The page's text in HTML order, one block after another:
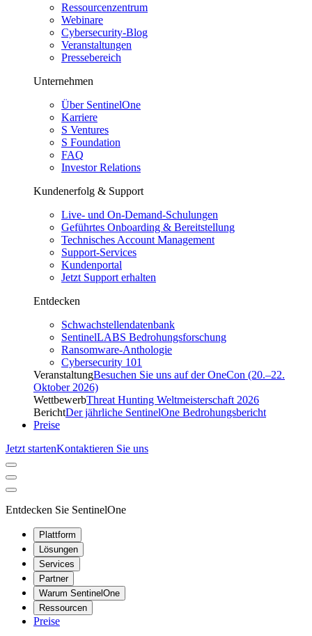
Ressourcenzentrum
Webinare
Cybersecurity-Blog
Veranstaltungen
Pressebereich
Unternehmen
Über SentinelOne
Karriere
S Ventures
S Foundation
FAQ
Investor Relations
Kundenerfolg & Support
Live- und On-Demand-Schulungen
Geführtes Onboarding & Bereitstellung
Technisches Account Management
Support-Services
Kundenportal
Jetzt Support erhalten
Entdecken
Schwachstellendatenbank
SentinelLABS Bedrohungsforschung
Ransomware-Anthologie
Cybersecurity 101
VeranstaltungBesuchen Sie uns auf der OneCon (20.–22.
Oktober 2026)
WettbewerbThreat Hunting Weltmeisterschaft 2026
BerichtDer jährliche SentinelOne Bedrohungsbericht
Preise
Jetzt startenKontaktieren Sie uns
Entdecken Sie SentinelOne
Plattform
Lösungen
Services
Partner
Warum SentinelOne
Ressourcen
Preise